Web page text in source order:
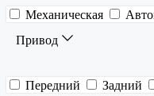
Механическая
Привод
Передний Задний